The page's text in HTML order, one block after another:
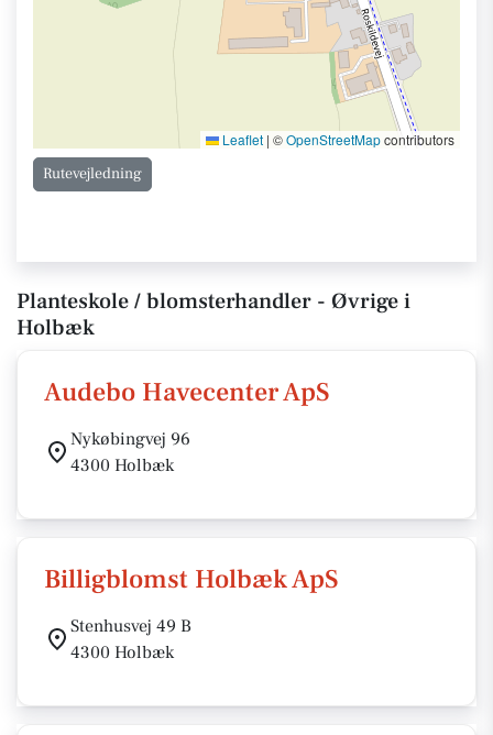
Leaflet | ©OpenStreetMapcontributors
Rutevejledning
Planteskole / blomsterhandler - Øvrige i
Holbæk
Audebo Havecenter ApS
Nykøbingvej 96
4300 Holbæk
Billigblomst Holbæk ApS
Stenhusvej 49 B
4300 Holbæk